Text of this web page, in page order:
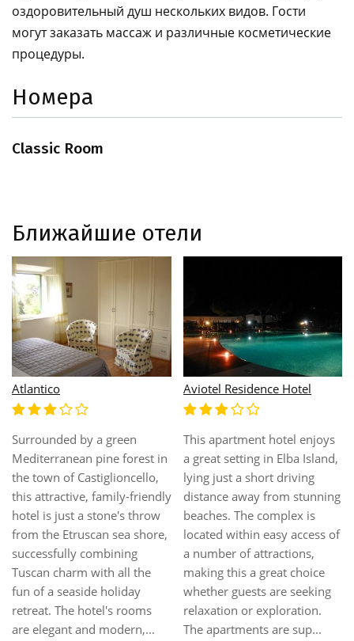
оздоровительный душ нескольких видов. Гости
могут заказать массаж и различные косметические
процедуры.
Номера
Classic Room
Ближайшие отели
Baia del Sorriso Brigantino
Situated just 250 meters
from Campo all'Aia, one of
the most beautiful beaches
of the Island of Elba, hotel is
surrounded by luxuriant
gardens. This elegant
establishment boasts
numerous outdoor spaces
where guests can relax and
play bocce or tennis in the
courts provided. It has an